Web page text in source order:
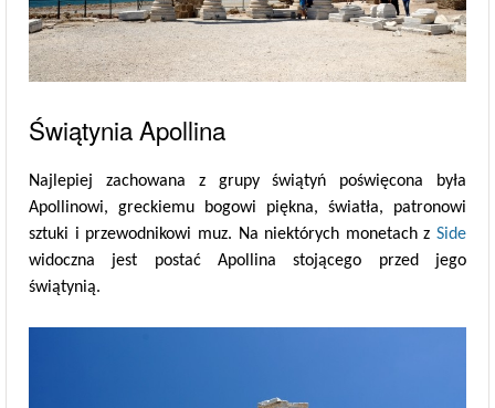
Świątynia Apollina
Najlepiej zachowana z grupy świątyń poświęcona była
Apollinowi, greckiemu bogowi piękna, światła, patronowi
sztuki i przewodnikowi muz. Na niektórych monetach z Side
widoczna jest postać Apollina stojącego przed jego
świątynią.